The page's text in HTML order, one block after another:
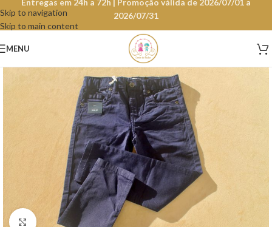
Skip to navigation
Skip to main content
Entregas em 24h a 72h | Promoção válida de 2026/07/01 a
2026/07/31
MENU
Clique para aumentar